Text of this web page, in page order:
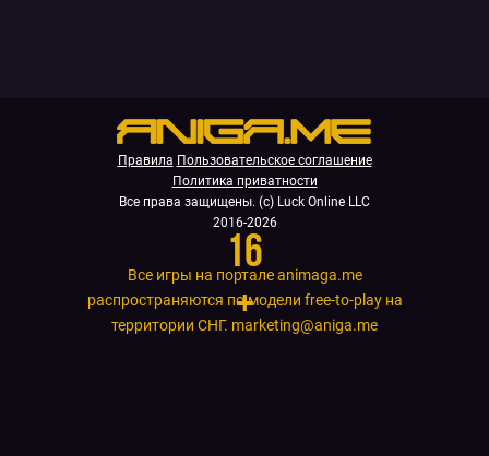
Правила Пользовательское соглашение
Политика приватности
Все права защищены. (с) Luck Online LLC
2016-2026
16
+
Все игры на портале animaga.me
распространяются по модели free-to-play на
территории СНГ. marketing@aniga.me